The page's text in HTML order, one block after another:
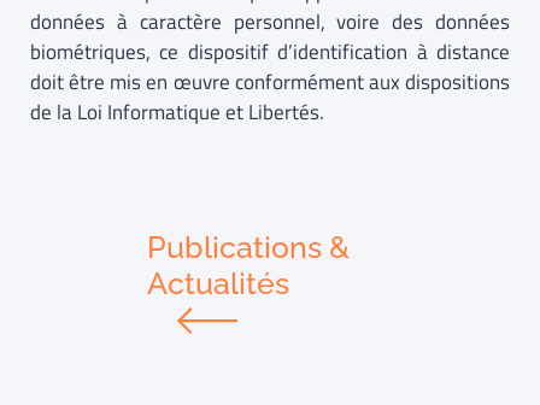
données à caractère personnel, voire des données
biométriques, ce dispositif d’identification à distance
doit être mis en œuvre conformément aux dispositions
de la Loi Informatique et Libertés.
Publications &
Actualités